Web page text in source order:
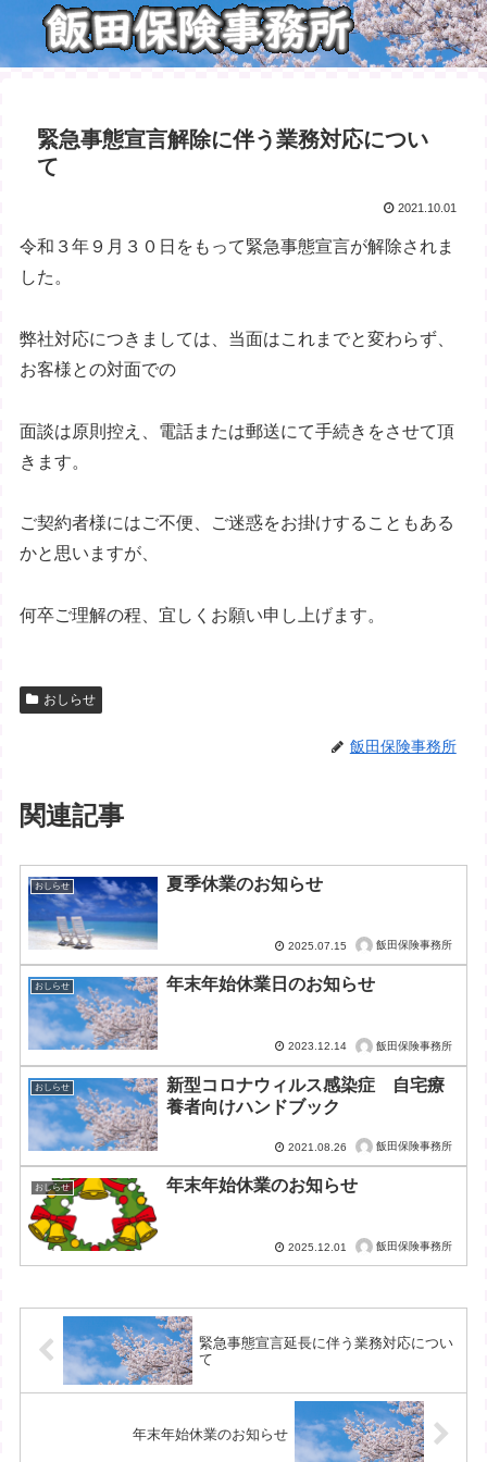
緊急事態宣言解除に伴う業務対応につい
て
2021.10.01
令和３年９月３０日をもって緊急事態宣言が解除されま
した。
弊社対応につきましては、当面はこれまでと変わらず、
お客様との対面での
面談は原則控え、電話または郵送にて手続きをさせて頂
きます。
ご契約者様にはご不便、ご迷惑をお掛けすることもある
かと思いますが、
何卒ご理解の程、宜しくお願い申し上げます。
おしらせ
飯田保険事務所
関連記事
おしらせ 夏季休業のお知らせ
2025.07.15 飯田保険事務所
おしらせ 年末年始休業日のお知らせ
2023.12.14 飯田保険事務所
おしらせ
新型コロナウィルス感染症 自宅療
養者向けハンドブック
2021.08.26 飯田保険事務所
おしらせ 年末年始休業のお知らせ
2025.12.01 飯田保険事務所
緊急事態宣言延長に伴う業務対応につい
て
年末年始休業のお知らせ